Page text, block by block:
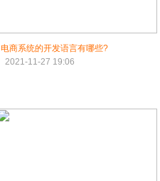
电商系统的开发语言有哪些?
2021-11-27 19:06